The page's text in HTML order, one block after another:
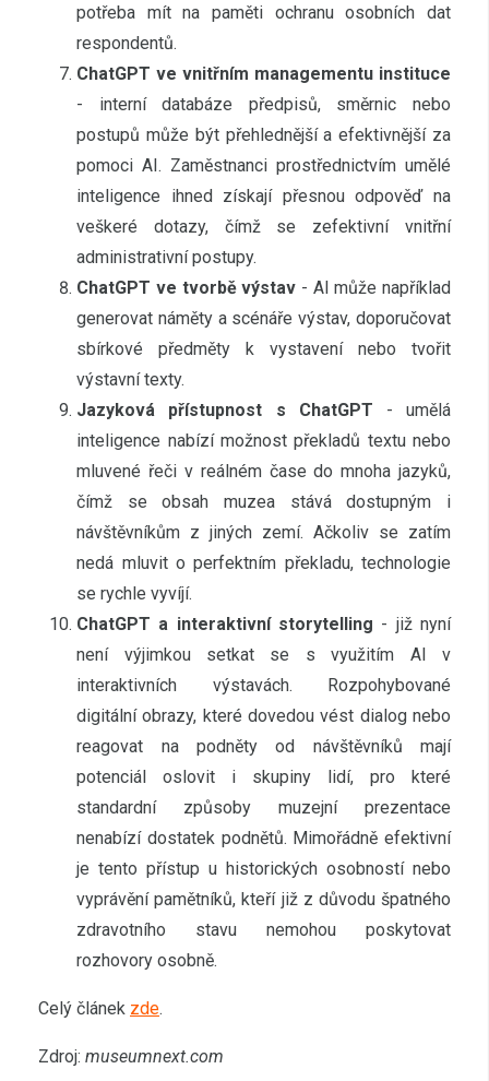
potřeba mít na paměti ochranu osobních dat
respondentů.
ChatGPT ve vnitřním managementu instituce
- interní databáze předpisů, směrnic nebo
postupů může být přehlednější a efektivnější za
pomoci AI. Zaměstnanci prostřednictvím umělé
inteligence ihned získají přesnou odpověď na
veškeré dotazy, čímž se zefektivní vnitřní
administrativní postupy.
ChatGPT ve tvorbě výstav - AI může například
generovat náměty a scénáře výstav, doporučovat
sbírkové předměty k vystavení nebo tvořit
výstavní texty.
Jazyková přístupnost s ChatGPT - umělá
inteligence nabízí možnost překladů textu nebo
mluvené řeči v reálném čase do mnoha jazyků,
čímž se obsah muzea stává dostupným i
návštěvníkům z jiných zemí. Ačkoliv se zatím
nedá mluvit o perfektním překladu, technologie
se rychle vyvíjí.
ChatGPT a interaktivní storytelling - již nyní
není výjimkou setkat se s využitím AI v
interaktivních výstavách. Rozpohybované
digitální obrazy, které dovedou vést dialog nebo
reagovat na podněty od návštěvníků mají
potenciál oslovit i skupiny lidí, pro které
standardní způsoby muzejní prezentace
nenabízí dostatek podnětů. Mimořádně efektivní
je tento přístup u historických osobností nebo
vyprávění pamětníků, kteří již z důvodu špatného
zdravotního stavu nemohou poskytovat
rozhovory osobně.
Celý článek zde.
Zdroj: museumnext.com